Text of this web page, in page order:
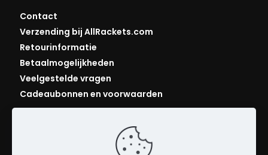
Contact
Verzending bij AllRackets.com
Retourinformatie
Betaalmogelijkheden
Veelgestelde vragen
Cadeaubonnen en voorwaarden